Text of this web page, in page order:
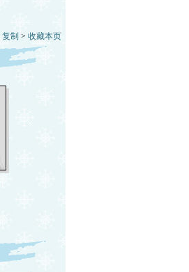
复制 > 收藏本页